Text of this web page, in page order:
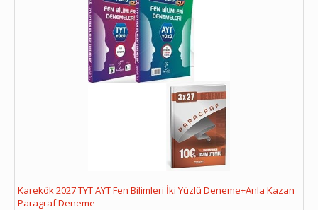
Karekök 2027 TYT AYT Fen Bilimleri İki Yüzlü Deneme+Anla Kazan
Paragraf Deneme